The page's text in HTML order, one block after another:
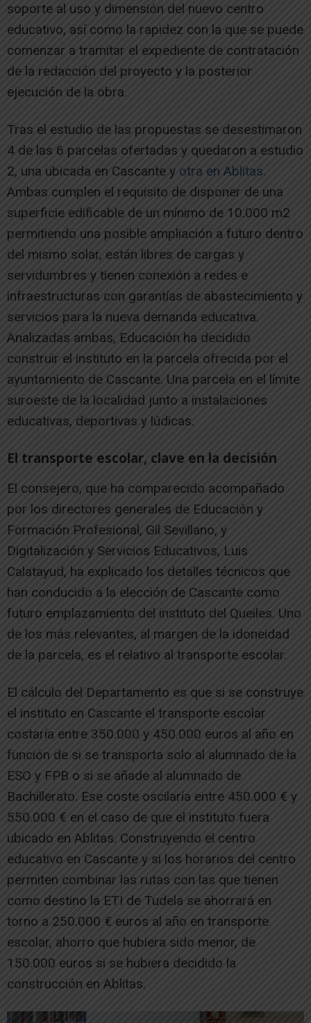
soporte al uso y dimensión del nuevo centro
educativo, así como la rapidez con la que se puede
comenzar a tramitar el expediente de contratación
de la redacción del proyecto y la posterior
ejecución de la obra.
Tras el estudio de las propuestas se desestimaron
4 de las 6 parcelas ofertadas y quedaron a estudio
2, una ubicada en Cascante y otra en Ablitas.
Ambas cumplen el requisito de disponer de una
superficie edificable de un mínimo de 10.000 m2
permitiendo una posible ampliación a futuro dentro
del mismo solar, están libres de cargas y
servidumbres y tienen conexión a redes e
infraestructuras con garantías de abastecimiento y
servicios para la nueva demanda educativa.
Analizadas ambas, Educación ha decidido
construir el instituto en la parcela ofrecida por el
ayuntamiento de Cascante. Una parcela en el límite
suroeste de la localidad junto a instalaciones
educativas, deportivas y lúdicas.
El transporte escolar, clave en la decisión
El consejero, que ha comparecido acompañado
por los directores generales de Educación y
Formación Profesional, Gil Sevillano, y
Digitalización y Servicios Educativos, Luis
Calatayud, ha explicado los detalles técnicos que
han conducido a la elección de Cascante como
futuro emplazamiento del instituto del Queiles. Uno
de los más relevantes, al margen de la idoneidad
de la parcela, es el relativo al transporte escolar.
El cálculo del Departamento es que si se construye
el instituto en Cascante el transporte escolar
costaría entre 350.000 y 450.000 euros al año en
función de si se transporta solo al alumnado de la
ESO y FPB o si se añade al alumnado de
Bachillerato. Ese coste oscilaría entre 450.000 € y
550.000 € en el caso de que el instituto fuera
ubicado en Ablitas. Construyendo el centro
educativo en Cascante y si los horarios del centro
permiten combinar las rutas con las que tienen
como destino la ETI de Tudela se ahorrará en
torno a 250.000 € euros al año en transporte
escolar, ahorro que hubiera sido menor, de
150.000 euros si se hubiera decidido la
construcción en Ablitas.